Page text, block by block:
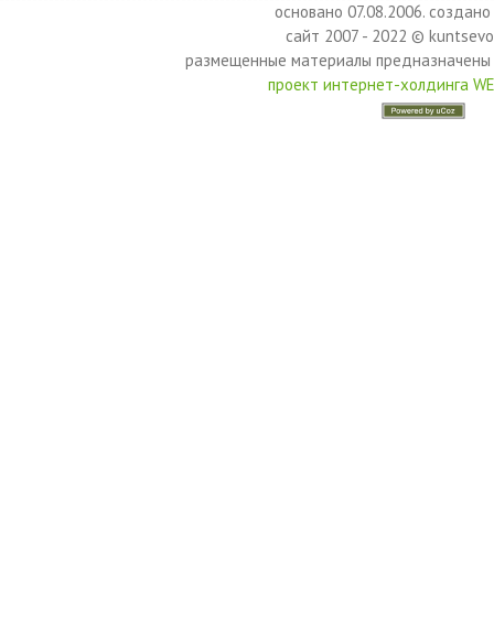
основано 07.08.2006.
сайт 2007 - 2022 ©
размещенные материалы
проект интернет-холдинга